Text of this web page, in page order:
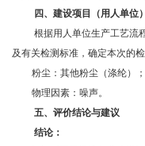
四、 建设项目（用人单位
根据用人单位生产工艺流
及有关检测标准，确定本次的
粉尘：其他粉尘（涤纶）；
物理因素：噪声。
五、评价结论与建议
结论：